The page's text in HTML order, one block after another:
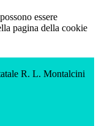
essere
pagina della cookie
R. L. Montalcini